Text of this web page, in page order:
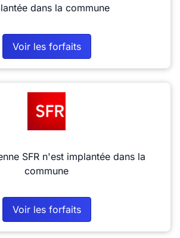
dans la commune
Voir les forfaits
SFR n'est implantée dans la
commune
Voir les forfaits